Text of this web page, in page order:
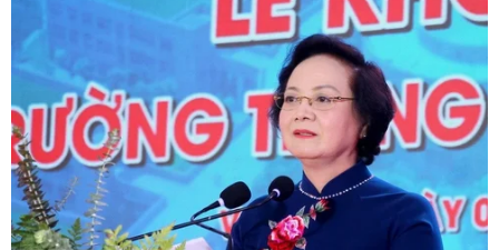
CƠ QUAN CHỦ QUẢN: THÔNG TẤN XÃ VIỆT NAM
Tổng Biên tập: TRẦN TIẾN DUẨN
Phó Tổng Biên tập: NGUYỄN THỊ TÁM, KHÚC THANH
THỦY